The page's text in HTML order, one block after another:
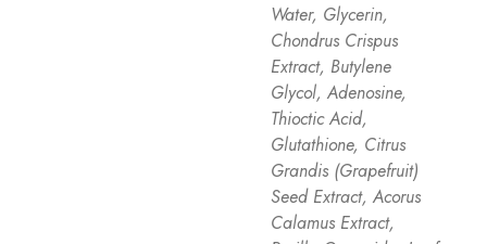
Water, Glycerin,
Chondrus Crispus
Extract, Butylene
Glycol, Adenosine,
Thioctic Acid,
Glutathione, Citrus
Grandis (Grapefruit)
Seed Extract, Acorus
Calamus Extract,